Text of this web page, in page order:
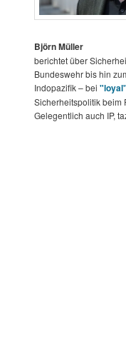
Björn Müller
berichtet über
Bundeswehr bis hin
Indopazifik – bei"loyal"
Sicherheitspolitik beim
Gelegentlich auch IP,